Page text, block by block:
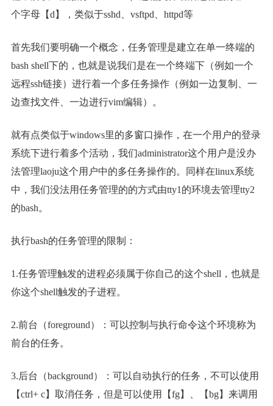
个字母【d】，类似于sshd、vsftpd、httpd等
首先我们要明确一个概念，任务管理是建立在单一终端的
bash shell下的，也就是说我们是在一个终端下（例如一个
远程ssh链接）进行着一个多任务操作（例如一边复制、一
边查找文件、一边进行vim编辑）。
就有点类似于windows里的多窗口操作，在一个用户的登录
系统下进行着多个活动，我们administrator这个用户是没办
法管理laoju这个用户中的多任务操作的。同样在linux系统
中，我们没法用任务管理的的方式由tty1的环境去管理tty2
的bash。
执行bash的任务管理的限制：
1.任务管理触发的进程必须属于你自己的这个shell，也就是
你这个shell触发的子进程。
2.前台（foreground）：可以控制与执行命令这个环境称为
前台的任务。
3.后台（background）：可以自动执行的任务，不可以使用
【ctrl+ c】取消任务，但是可以使用【fg】、【bg】来调用